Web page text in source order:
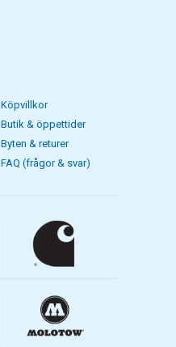
Köpvillkor
Butik & öppettider
Byten & returer
FAQ (frågor & svar)